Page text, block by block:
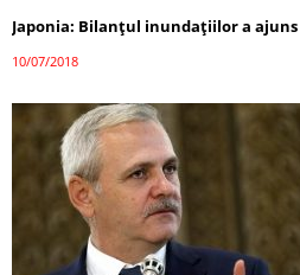
Japonia: Bilanţul inundațiilor a ajuns
10/07/2018